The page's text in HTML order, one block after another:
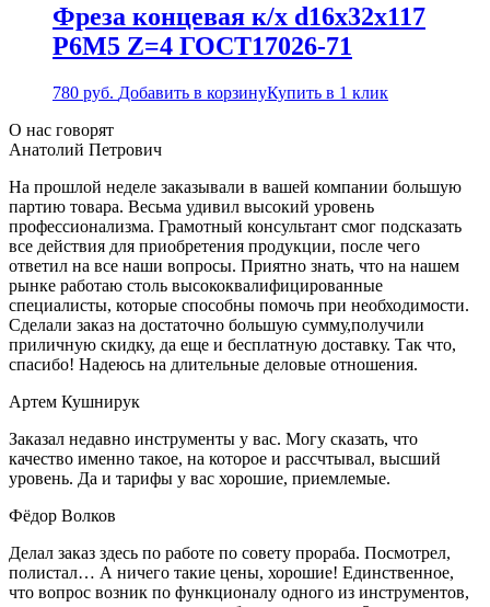
Фреза концевая к/х d16х32х117
Р6М5 Z=4 ГОСТ17026-71
780 руб. Добавить в корзинуКупить в 1 клик
О нас говорят
Анатолий Петрович
На прошлой неделе заказывали в вашей компании большую
партию товара. Весьма удивил высокий уровень
профессионализма. Грамотный консультант смог подсказать
все действия для приобретения продукции, после чего
ответил на все наши вопросы. Приятно знать, что на нашем
рынке работаю столь высококвалифицированные
специалисты, которые способны помочь при необходимости.
Сделали заказ на достаточно большую сумму,получили
приличную скидку, да еще и бесплатную доставку. Так что,
спасибо! Надеюсь на длительные деловые отношения.
Артем Кушнирук
Заказал недавно инструменты у вас. Могу сказать, что
качество именно такое, на которое и рассчтывал, высший
уровень. Да и тарифы у вас хорошие, приемлемые.
Фёдор Волков
Делал заказ здесь по работе по совету прораба. Посмотрел,
полистал… А ничего такие цены, хорошие! Единственное,
что вопрос возник по функционалу одного из инструментов,